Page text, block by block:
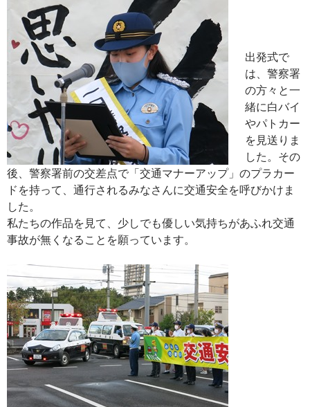
出発式で
は、警察署
の方々と一
緒に白バイ
やパトカー
を見送りま
した。その
後、警察署前の交差点で「交通マナーアップ」のプラカー
ドを持って、通行されるみなさんに交通安全を呼びかけま
した。
私たちの作品を見て、少しでも優しい気持ちがあふれ交通
事故が無くなることを願っています。